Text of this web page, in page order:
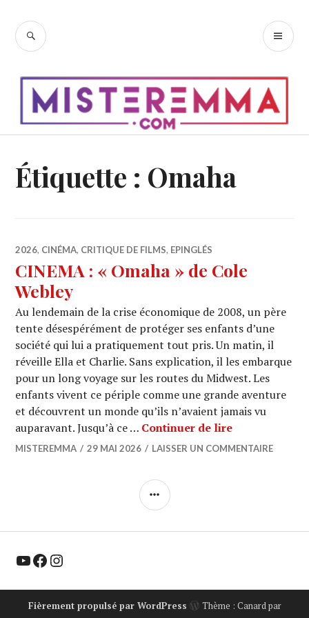
contenu
RECHERCHE
Étiquette : Omaha
2026, CINÉMA, CRITIQUE DE FILMS, EPINGLÉS
CINEMA : « Omaha » de Cole
Webley
Au lendemain de la crise économique de 2008, un père
tente désespérément de protéger ses enfants d’une
société qui lui a pratiquement tout pris. Un matin, il
réveille Ella et Charlie. Sans explication, il les embarque
pour un long voyage sur les routes du Midwest. Les
enfants vivent ce périple comme une grande aventure
et découvrent un monde qu’ils n’avaient jamais vu
auparavant. Jusqu’à ce … Continuer de lireCINEMA : «
MISTEREMMA 29 MAI 2026 LAISSER UN COMMENTAIRE
COLONNE
YouTube Facebook Instagram
Fièrement propulsé par WordPress
Thème : Canard par